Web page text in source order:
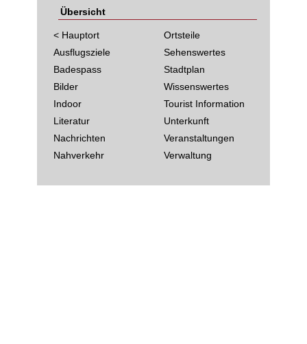
Übersicht
< Hauptort
Ausflugsziele
Badespass
Bilder
Indoor
Literatur
Nachrichten
Nahverkehr
Ortsteile
Sehenswertes
Stadtplan
Wissenswertes
Tourist Information
Unterkunft
Veranstaltungen
Verwaltung